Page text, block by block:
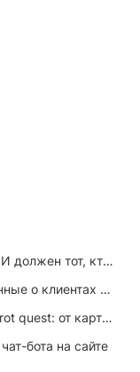
Дмитрий Туровский, CIO: «Внедрять ИИ должен тот, кто ИИ не любит»
Как команда поддержки передаёт данные о клиентах маркетингу
Как устроена цепочка ИИ-агентов Carrot quest: от карточки лида до записи на встречу
бота на сайте